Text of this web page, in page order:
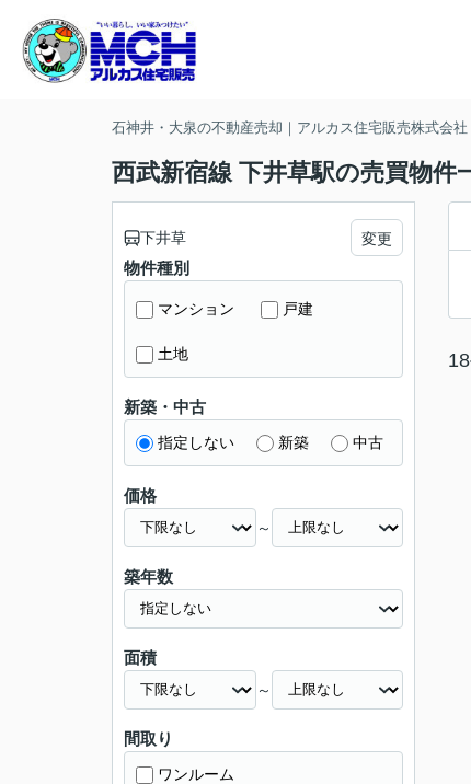
石神井・大泉の不動産売却｜アルカス住宅販売株式会
西武新宿線 下井草駅の売買物件
18
下井草 変更
物件種別
マンション 戸建
土地
新築・中古
指定しない 新築 中古
価格
～
築年数
面積
～
間取り
ワンルーム